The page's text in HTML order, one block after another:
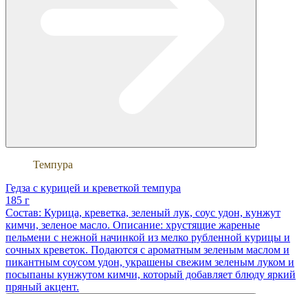
Темпура
Гедза с курицей и креветкой темпура
185 г
Состав: Курица, креветка, зеленый лук, соус удон, кунжут
кимчи, зеленое масло. Описание: хрустящие жареные
пельмени с нежной начинкой из мелко рубленной курицы и
сочных креветок. Подаются с ароматным зеленым маслом и
пикантным соусом удон, украшены свежим зеленым луком и
посыпаны кунжутом кимчи, который добавляет блюду яркий
пряный акцент.